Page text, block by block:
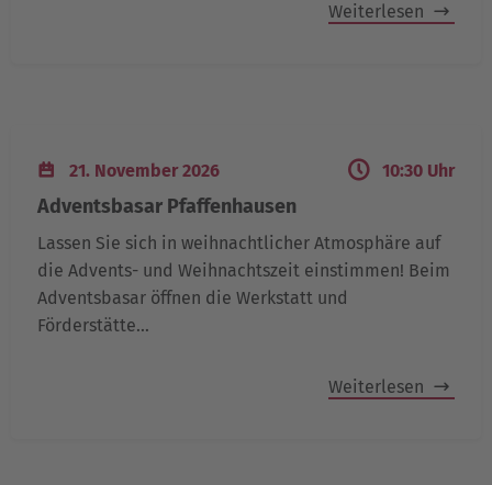
Weiterlesen
21. November 2026 10:30 Uhr
Adventsbasar Pfaffenhausen
Lassen Sie sich in weihnachtlicher Atmosphäre auf
die Advents- und Weihnachtszeit einstimmen! Beim
Adventsbasar öffnen die Werkstatt und
Förderstätte…
Weiterlesen